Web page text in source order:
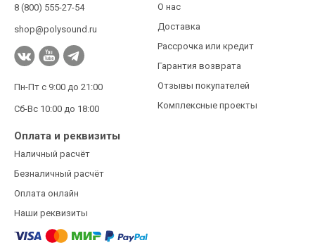
8 (800) 555-27-54
shop@polysound.ru
Пн-Пт с 9:00 до 21:00
Сб-Вс 10:00 до 18:00
О нас
Доставка
Рассрочка или кредит
Гарантия возврата
Отзывы покупателей
Комплексные проекты
Оплата и реквизиты
Наличный расчёт
Безналичный расчёт
Оплата онлайн
Наши реквизиты